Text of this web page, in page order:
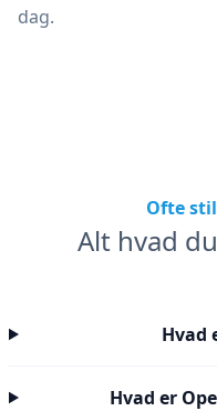
dag.
Ofte
Alt hvad
Hvad
Hvad er